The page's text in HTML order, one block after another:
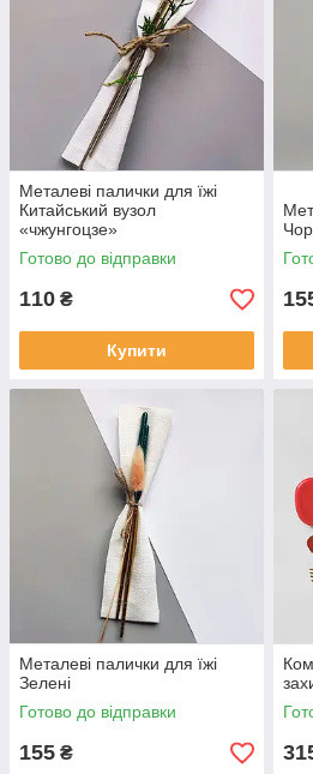
Металеві палички для їжі
Китайський вузол
«чжунгоцзе»
Готово до відправки
110 ₴
Купити
Металеві палички для їжі
Зелені
Готово до відправки
155 ₴